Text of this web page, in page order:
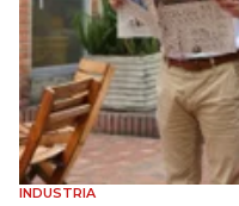
INDUSTRIA